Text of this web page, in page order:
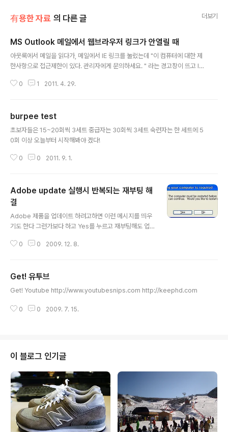
有용한 자료 의 다른 글 더보기
MS Outlook 메일에서 웹브라우저 링크가 안열릴 때
아웃룩에서 메일을 읽다가, 메일에서 IE 링크를 눌렀는데 "이 컴퓨터에 대한 제
한사항으로 접근제한이 있다. 관리자에게 문의하세요. " 라는 경고창이 뜨고 IE
이 없겠지만 다른 브라우저를 설치하고, 지우다보면 레지스트리가 꼬여서 이런
견한 MS 도움말 페이지 http://support.microsoft.com/kb/983872/ko
아웃룩 2007에 대해 설명하고 있지만, 2010도 해결되었다 해결방법중 2번의
레지스트리 수정으로 아웃룩에서 IE 링크 문제는 해결! ..
0 1 2011. 4. 29.
burpee test
초보자들은 15~20회씩 3세트 중급자는 30회씩 3세트 숙련자는 한 세트에 5
0회 이상 오늘부터 시작해봐야 겠다!
0 0 2011. 9. 1.
Adobe update 실행시 반복되는 재부팅 해
결
Adobe 제품을 업데이트 하려고하면 이런 메시지를 띄우
기도 한다 그런가보다 하고 Yes를 누르고 재부팅해도 업
다~ 이럴때 해결방법 1. AUM transaction file 제거
l 파일이 있다면 제거 저 폴더는 숨겨져있으므로 주의 2. 레
지스트리에서 Adobe Updater.exe 제거 시작 - 실행 -
osoft\Windows\CurrentVersion\Run 를 찾아가서 A
0 0 2009. 12. 8.
Get! 유투브
Get! Youtube http://www.youtubesnips.com http://keephd.com
0 0 2009. 7. 15.
이 블로그 인기글